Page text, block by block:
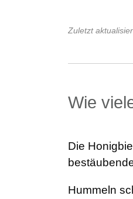
Zuletzt
Wie
Die
Hummeln